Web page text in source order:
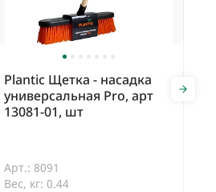
Plantic Щетка - насадка
универсальная Pro, арт
13081-01, шт
Арт.: 8091
Вес, кг: 0.44